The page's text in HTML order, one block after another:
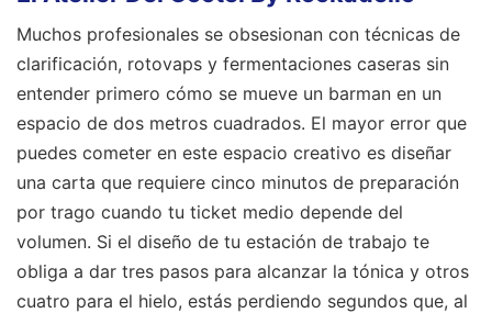
Muchos profesionales se obsesionan con técnicas de
clarificación, rotovaps y fermentaciones caseras sin
entender primero cómo se mueve un barman en un
espacio de dos metros cuadrados. El mayor error que
puedes cometer en este espacio creativo es diseñar
una carta que requiere cinco minutos de preparación
por trago cuando tu ticket medio depende del
volumen. Si el diseño de tu estación de trabajo te
obliga a dar tres pasos para alcanzar la tónica y otros
cuatro para el hielo, estás perdiendo segundos que, al